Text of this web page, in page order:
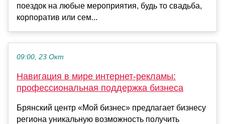
поездок на любые мероприятия, будь то свадьба,
корпоратив или сем...
09:00, 23 Окт
Навигация в мире интернет-рекламы:
профессиональная поддержка бизнеса
Брянский центр «Мой бизнес» предлагает бизнесу
региона уникальную возможность получить